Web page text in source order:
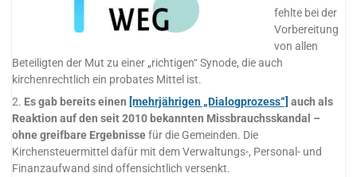
fehlte bei der
Vorbereitung
von allen
Beteiligten der Mut zu einer „richtigen“ Synode, die auch
kirchenrechtlich ein probates Mittel ist.
2. Es gab bereits einen [mehrjährigen „Dialogprozess“] auch als
Reaktion auf den seit 2010 bekannten Missbrauchsskandal –
ohne greifbare Ergebnissefür die Gemeinden. Die
Kirchensteuermittel dafür mit dem Verwaltungs-, Personal- und
Finanzaufwand sind offensichtlich versenkt.